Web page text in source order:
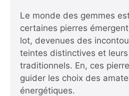
Le monde des gemmes
certaines pierres
lot, devenues des
teintes distinctives et
traditionnels. En, ces
guider les choix des
énergétiques.